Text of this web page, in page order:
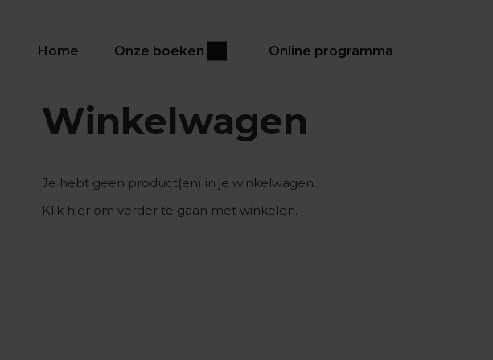
Home Onze boeken Online programma
Winkelwagen
Je hebt geen product(en) in je winkelwagen.
Klik hier om verder te gaan met winkelen.